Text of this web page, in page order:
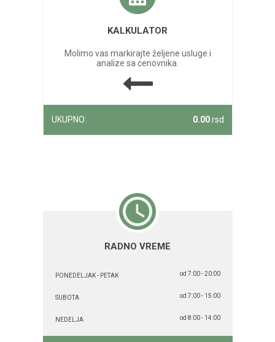
KALKULATOR
Molimo vas markirajte željene usluge i
analize sa cenovnika.
UKUPNO: 0.00rsd
RADNO VREME
PONEDELJAK - PETAK od 7:00 - 20:00
SUBOTA od 7:00 - 15:00
NEDELJA od 8:00 - 14:00